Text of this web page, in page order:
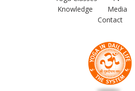
Knowledge
Media
Contact